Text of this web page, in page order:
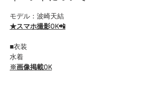
モデル：波崎天結
★スマホ撮影OK📲
■衣装
水着
※画像掲載OK